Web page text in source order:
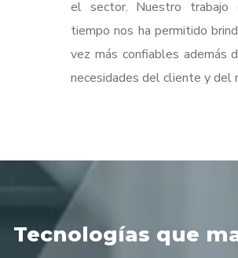
el sector. Nuestro
tiempo nos ha permitido
vez más confiables además
necesidades del cliente y del
Tecnologías que